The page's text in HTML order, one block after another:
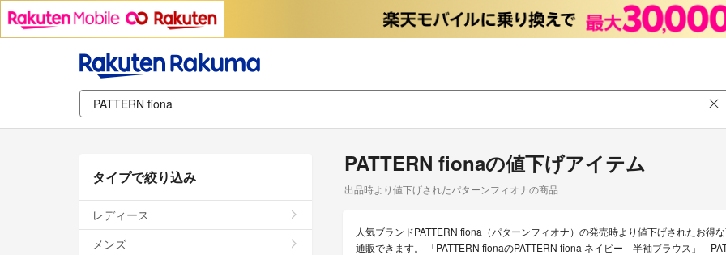
PATTERN fionaの値下げアイテム
出品時より値下げされたパターンフィオナの商品
人気ブランドPATTERN fiona（パターンフィオナ）の発売時より値下げされたお得
通販できます。 「PATTERN fionaのPATTERN fiona ネイビー 半袖ブラウス」「
タイプで絞り込み
レディース
メンズ